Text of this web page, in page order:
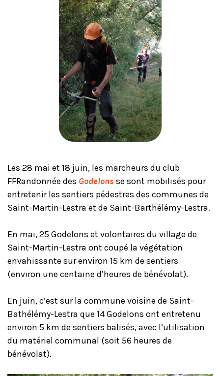
Les 28 mai et 18 juin, les marcheurs du club
FFRandonnée des Godelons se sont mobilisés pour
entretenir les sentiers pédestres des communes de
Saint-Martin-Lestra et de Saint-Barthélémy-Lestra.
En mai, 25 Godelons et volontaires du village de
Saint-Martin-Lestra ont coupé la végétation
envahissante sur environ 15 km de sentiers
(environ une centaine d’heures de bénévolat).
En juin, c’est sur la commune voisine de Saint-
Bathélémy-Lestra que 14 Godelons ont entretenu
environ 5 km de sentiers balisés, avec l’utilisation
du matériel communal (soit 56 heures de
bénévolat).